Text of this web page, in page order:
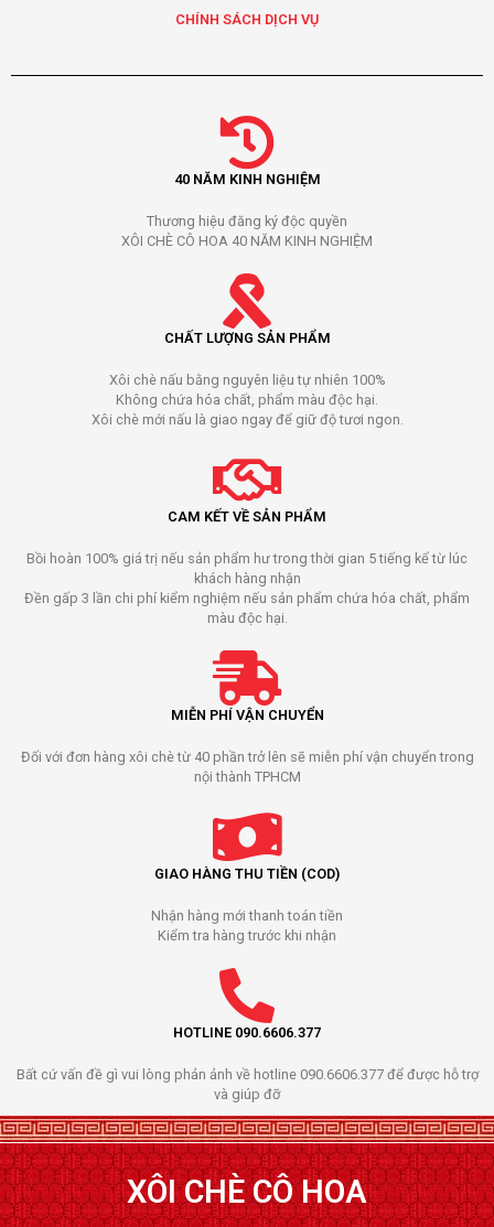
CHÍNH SÁCH DỊCH VỤ
40 NĂM KINH NGHIỆM
Thương hiệu đăng ký độc quyền
XÔI CHÈ CÔ HOA 40 NĂM KINH NGHIỆM
CHẤT LƯỢNG SẢN PHẨM
Xôi chè nấu bằng nguyên liệu tự nhiên 100%
Không chứa hóa chất, phẩm màu độc hại.
Xôi chè mới nấu là giao ngay để giữ độ tươi ngon.
CAM KẾT VỀ SẢN PHẨM
Bồi hoàn 100% giá trị nếu sản phẩm hư trong thời gian 5 tiếng kể từ lúc
khách hàng nhận
Đền gấp 3 lần chi phí kiểm nghiệm nếu sản phẩm chứa hóa chất, phẩm
màu độc hại.
MIỄN PHÍ VẬN CHUYỂN
Đối với đơn hàng xôi chè từ 40 phần trở lên sẽ miễn phí vận chuyển trong
nội thành TPHCM
GIAO HÀNG THU TIỀN (COD)
Nhận hàng mới thanh toán tiền
Kiểm tra hàng trước khi nhận
HOTLINE 090.6606.377
Bất cứ vấn đề gì vui lòng phản ảnh về hotline 090.6606.377 để được hỗ trợ
và giúp đỡ
XÔI CHÈ CÔ HOA